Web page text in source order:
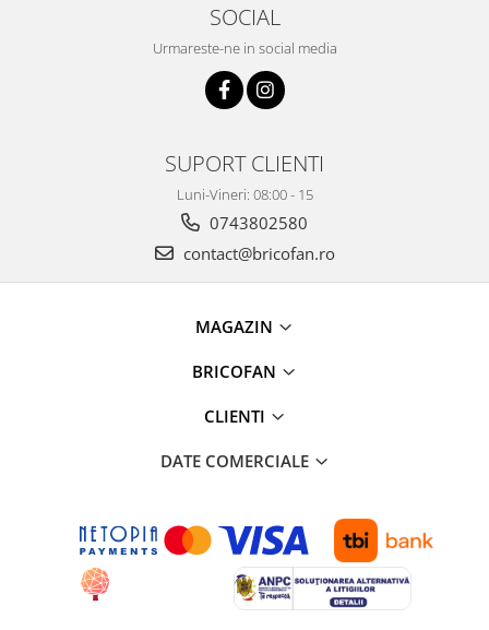
Corpuri de iluminat
Proiectoare & lampi de lucru
Cantare comerciale
Aparate de spalat cu presiune
Articole si accesorii pentru baie
Baterii bucatarie
Baterii cada
Baterii electrice
SOCIAL
Urmareste-ne in social media
SUPORT CLIENTI
Luni-Vineri: 08:00 - 15
0743802580
contact@bricofan.ro
MAGAZIN
BRICOFAN
CLIENTI
DATE COMERCIALE